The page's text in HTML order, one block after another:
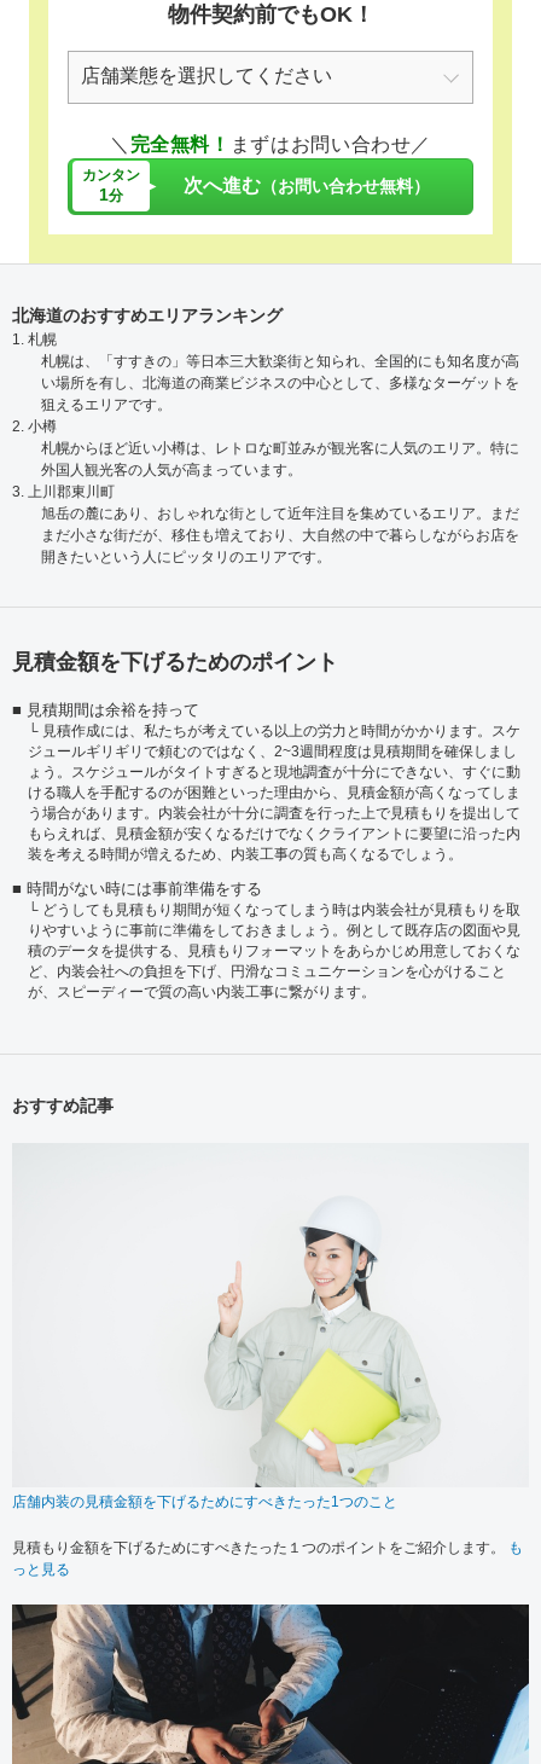
物件契約前でもOK！
＼ 完全無料！ まずはお問い合わせ／
カンタン
1分 次へ進む （お問い合わせ無料）
北海道のおすすめエリアランキング
1. 札幌
札幌は、「すすきの」等日本三大歓楽街と知られ、全国的にも知名度が高
い場所を有し、北海道の商業ビジネスの中心として、多様なターゲットを
狙えるエリアです。
2. 小樽
札幌からほど近い小樽は、レトロな町並みが観光客に人気のエリア。特に
外国人観光客の人気が高まっています。
3. 上川郡東川町
旭岳の麓にあり、おしゃれな街として近年注目を集めているエリア。まだ
まだ小さな街だが、移住も増えており、大自然の中で暮らしながらお店を
開きたいという人にピッタリのエリアです。
見積金額を下げるためのポイント
見積期間は余裕を持って
見積作成には、私たちが考えている以上の労力と時間がかかります。スケ
ジュールギリギリで頼むのではなく、2~3週間程度は見積期間を確保しまし
ょう。スケジュールがタイトすぎると現地調査が十分にできない、すぐに動
ける職人を手配するのが困難といった理由から、見積金額が高くなってしま
う場合があります。内装会社が十分に調査を行った上で見積もりを提出して
もらえれば、見積金額が安くなるだけでなくクライアントに要望に沿った内
装を考える時間が増えるため、内装工事の質も高くなるでしょう。
時間がない時には事前準備をする
どうしても見積もり期間が短くなってしまう時は内装会社が見積もりを取
りやすいように事前に準備をしておきましょう。例として既存店の図面や見
積のデータを提供する、見積もりフォーマットをあらかじめ用意しておくな
ど、内装会社への負担を下げ、円滑なコミュニケーションを心がけること
が、スピーディーで質の高い内装工事に繋がります。
おすすめ記事
店舗内装の見積金額を下げるためにすべきたった1つのこと
見積もり金額を下げるためにすべきたった１つのポイントをご紹介します。
も
っと見る